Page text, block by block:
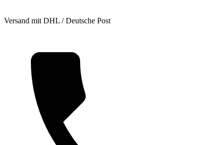
Versand mit DHL / Deutsche Post